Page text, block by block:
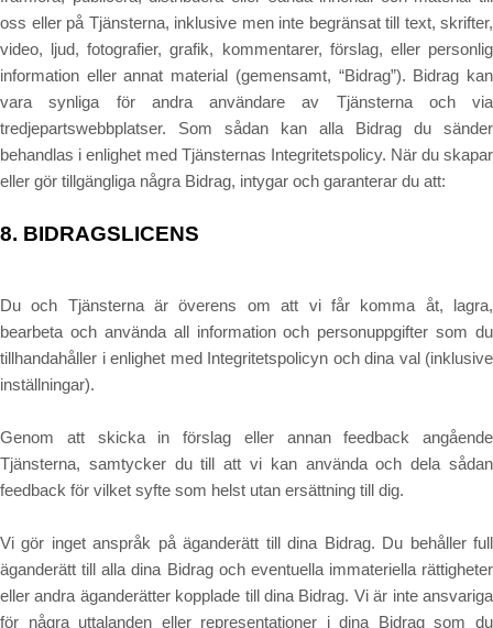
oss eller på Tjänsterna, inklusive men inte begränsat till text, skrifter,
video, ljud, fotografier, grafik, kommentarer, förslag, eller personlig
information eller annat material (gemensamt, “Bidrag”). Bidrag kan
vara synliga för andra användare av Tjänsterna och via
tredjepartswebbplatser. Som sådan kan alla Bidrag du sänder
behandlas i enlighet med Tjänsternas Integritetspolicy. När du skapar
eller gör tillgängliga några Bidrag, intygar och garanterar du att:
8. BIDRAGSLICENS
Du och Tjänsterna är överens om att vi får komma åt, lagra,
bearbeta och använda all information och personuppgifter som du
tillhandahåller i enlighet med Integritetspolicyn och dina val (inklusive
inställningar).
Genom att skicka in förslag eller annan feedback angående
Tjänsterna, samtycker du till att vi kan använda och dela sådan
feedback för vilket syfte som helst utan ersättning till dig.
Vi gör inget anspråk på äganderätt till dina Bidrag. Du behåller full
äganderätt till alla dina Bidrag och eventuella immateriella rättigheter
eller andra äganderätter kopplade till dina Bidrag. Vi är inte ansvariga
för några uttalanden eller representationer i dina Bidrag som du